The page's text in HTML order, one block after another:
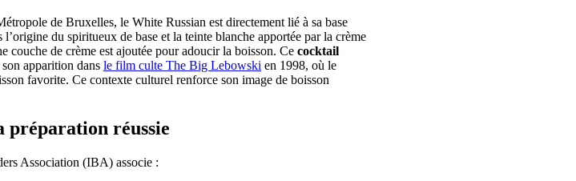
de Bruxelles, le White Russian est directement lié à sa base
du spiritueux de base et la teinte blanche apportée par la crème
couche de crème est ajoutée pour adoucir la boisson. Ce cocktail
apparition dans le film culte The Big Lebowski en 1998, où le
favorite. Ce contexte culturel renforce son image de boisson
préparation réussie
Association (IBA) associe :